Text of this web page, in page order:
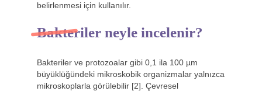
belirlenmesi için kullanılır.
Bakteriler neyle incelenir?
Bakteriler ve protozoalar gibi 0,1 ila 100 µm
büyüklüğündeki mikroskobik organizmalar yalnızca
mikroskoplarla görülebilir [2]. Çevresel